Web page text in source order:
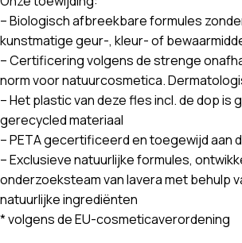
– Biologisch afbreekbare formules
kunstmatige geur-, kleur- of
– Certificering volgens de strenge
norm voor natuurcosmetica.
– Het plastic van deze fles incl. de dop is
gerecycled materiaal
– PETA gecertificeerd en toegewijd aan
– Exclusieve natuurlijke formules,
onderzoeksteam van lavera met behulp
natuurlijke ingrediënten
* volgens de EU-cosmeticaverordening